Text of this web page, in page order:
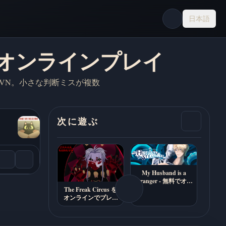
日本語
ンラインプレイ
。小さな判断ミスが複数
次に遊ぶ
The Freak Circus を
オンラインでプレイ
（18+ ホラーデート
My Husband is a
Stranger - 無料でオン